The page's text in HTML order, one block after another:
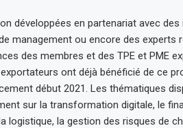
développées en partenariat avec
management ou encore des experts
des membres et des TPE et PME
ont déjà bénéficié de ce
début 2021. Les thématiques
sur la transformation digitale, le
logistique, la gestion des risques de